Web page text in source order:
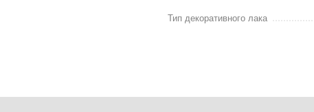
Тип декоративного лака